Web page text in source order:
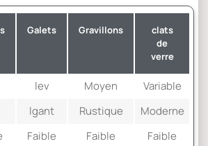
Galets Gravillons
clats
de
verre
lev Moyen
Variable
lgant Rustique
Moderne
Faible Faible Faible